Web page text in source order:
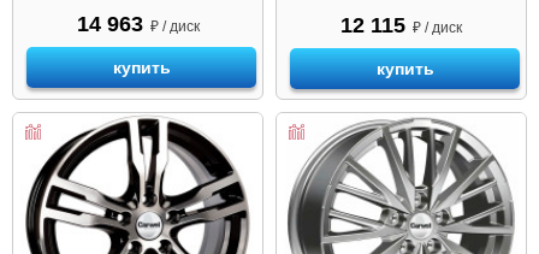
14 963 ₽ / диск
купить
12 115 ₽ / диск
купить